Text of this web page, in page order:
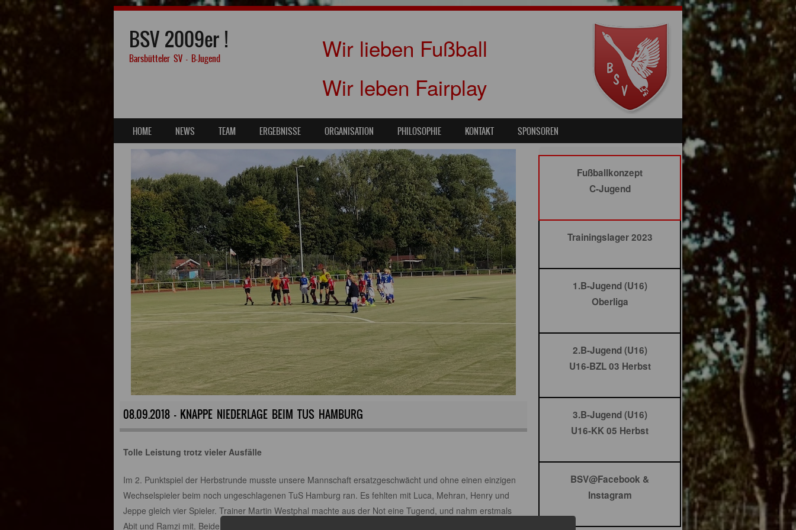
BSV 2009er !
Barsbütteler SV – B-Jugend
Wir lieben Fußball
Wir leben Fairplay
MENU
SKIP TO CONTENT
HOME NEWS TEAM ERGEBNISSE ORGANISATION PHILOSOPHIE KONTAKT SPONSOREN
08.09.2018 - KNAPPE NIEDERLAGE BEIM TUS HAMBURG
Tolle Leistung trotz vieler Ausfälle
Im 2. Punktspiel der Herbstrunde musste unsere Mannschaft ersatzgeschwächt und ohne einen einzigen
Wechselspieler beim noch ungeschlagenen TuS Hamburg ran. Es fehlten mit Luca, Mehran, Henry und
Jeppe gleich vier Spieler. Trainer Martin Westphal machte aus der Not eine Tugend, und nahm erstmals
Abit und Ramzi mit. Beide hatten bis dahin – ausser ein paar Trainingseinheiten – noch nie in einer
Fußballkonzept
C-Jugend
Trainingslager 2023
1.B-Jugend (U16)
Oberliga
2.B-Jugend (U16)
U16-BZL 03 Herbst
3.B-Jugend (U16)
U16-KK 05 Herbst
BSV@Facebook &
Instagram